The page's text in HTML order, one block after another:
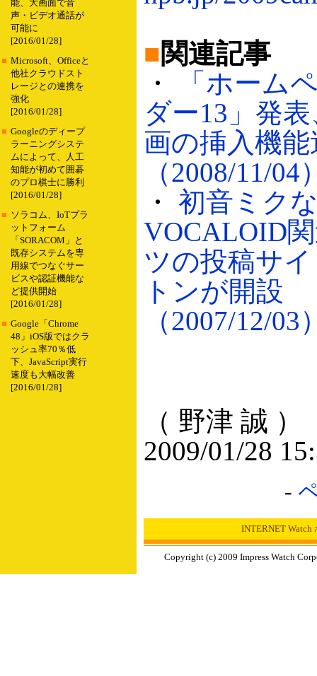
能、大画面で音
声・ビデオ通話が
可能に
[2016/01/28]
■ Microsoft、Officeと
他社クラウドスト
レージとの連携を
強化
[2016/01/28]
■ Googleのディープ
ラーニングシステ
ムによって、人工
知能が初めて囲碁
のプロ棋士に勝利
[2016/01/28]
■ ソラコム、IoTプラ
ットフォーム
「SORACOM」と
既存システムを専
用線でつなぐサー
ビスや認証機能な
ど提供開始
[2016/01/28]
■ Google「Chrome
48」iOS版ではクラ
ッシュ率70％低
下、JavaScript実行
速度も大幅改善
[2016/01/28]
■関連記事
・
「ホーム
ダー13」発
画の挿入機能
（2008/11/04
・ 初音ミク
VOCALOID
ツの投稿サ
トンが開設
（2007/12/03
（ 野津 誠 ）
2009/01/28
-
INTERNET Watch
Copyright (c) 2009 Impress Watch